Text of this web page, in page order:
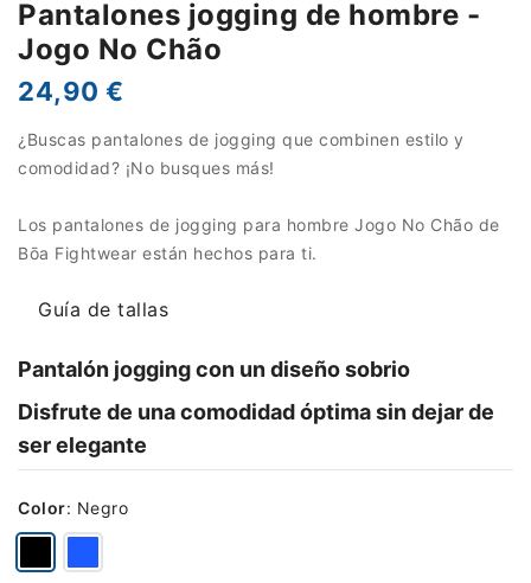
Pantalones jogging de hombre -
Jogo No Chão
24,90 €
¿Buscas pantalones de jogging que combinen estilo y
comodidad? ¡No busques más!
Los pantalones de jogging para hombre Jogo No Chão de
Bōa Fightwear están hechos para ti.
Guía de tallas
Pantalón jogging con un diseño sobrio
Disfrute de una comodidad óptima sin dejar de
ser elegante
Color: Negro